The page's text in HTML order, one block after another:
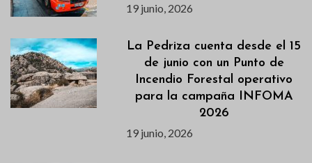
19 junio, 2026
La Pedriza cuenta desde el 15
de junio con un Punto de
Incendio Forestal operativo
para la campaña INFOMA
2026
19 junio, 2026